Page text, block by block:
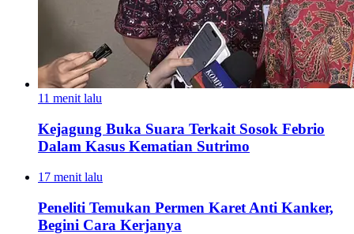
11 menit lalu
Kejagung Buka Suara Terkait Sosok Febrio
Dalam Kasus Kematian Sutrimo
17 menit lalu
Peneliti Temukan Permen Karet Anti Kanker,
Begini Cara Kerjanya